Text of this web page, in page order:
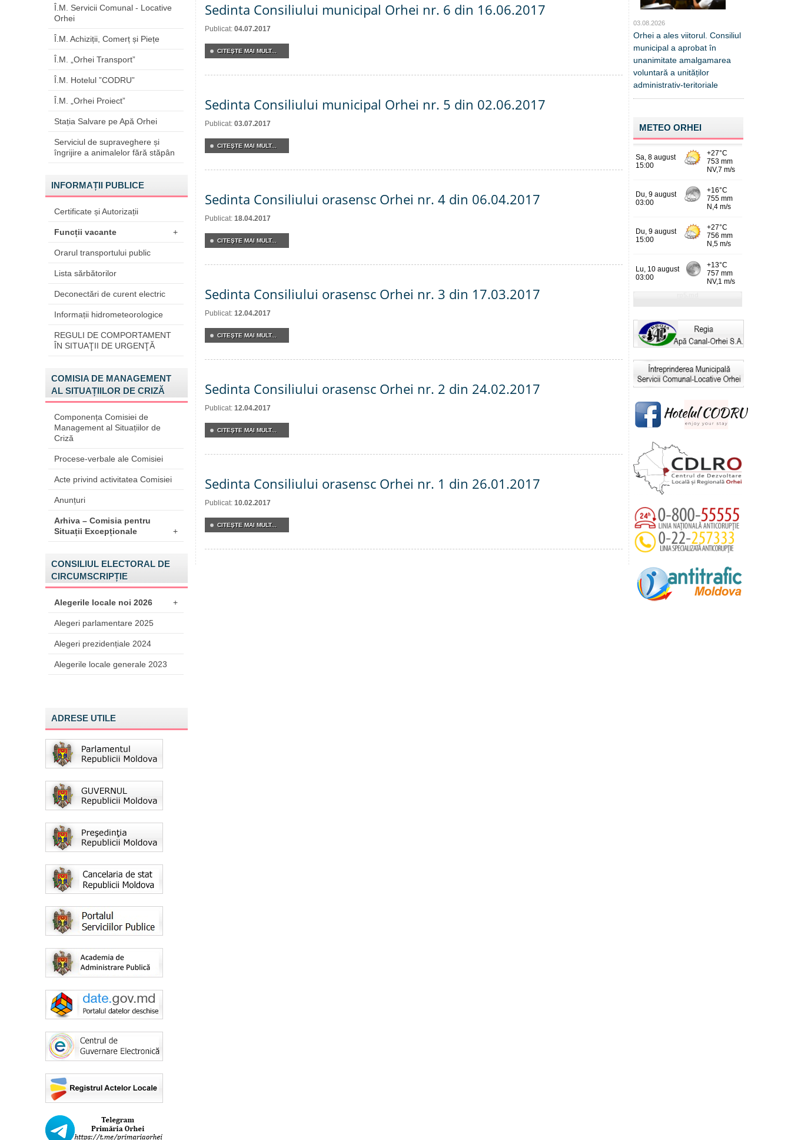
Î.M. Servicii Comunal - Locative
Orhei
Î.M. Achiziții, Comerț și Piețe
Î.M. „Orhei Transport”
Î.M. Hotelul ”CODRU”
Î.M. „Orhei Proiect”
Stația Salvare pe Apă Orhei
Serviciul de supraveghere și
îngrijire a animalelor fără stăpân
INFORMAȚII PUBLICE
Certificate și Autorizații
Funcții vacante +
Orarul transportului public
Lista sărbătorilor
Deconectări de curent electric
Informații hidrometeorologice
REGULI DE COMPORTAMENT
ÎN SITUAŢII DE URGENŢĂ
COMISIA DE MANAGEMENT
AL SITUAȚIILOR DE CRIZĂ
Componența Comisiei de
Management al Situațiilor de
Criză
Procese-verbale ale Comisiei
Acte privind activitatea Comisiei
Anunțuri
Arhiva – Comisia pentru
Situații Excepționale
+
CONSILIUL ELECTORAL DE
CIRCUMSCRIPȚIE
Alegerile locale noi 2026 +
Alegeri parlamentare 2025
Alegeri prezidențiale 2024
Alegerile locale generale 2023
ADRESE UTILE
Sedinta Consiliului municipal Orhei nr. 6 din 16.06.2017
Publicat: 04.07.2017
CITEŞTE MAI MULT...
Sedinta Consiliului municipal Orhei nr. 5 din 02.06.2017
Publicat: 03.07.2017
CITEŞTE MAI MULT...
Sedinta Consiliului orasensc Orhei nr. 4 din 06.04.2017
Publicat: 18.04.2017
CITEŞTE MAI MULT...
Sedinta Consiliului orasensc Orhei nr. 3 din 17.03.2017
Publicat: 12.04.2017
CITEŞTE MAI MULT...
Sedinta Consiliului orasensc Orhei nr. 2 din 24.02.2017
Publicat: 12.04.2017
CITEŞTE MAI MULT...
Sedinta Consiliului orasensc Orhei nr. 1 din 26.01.2017
Publicat: 10.02.2017
CITEŞTE MAI MULT...
03.08.2026
Orhei a ales viitorul. Consiliul
municipal a aprobat în
unanimitate amalgamarea
voluntară a unităților
administrativ-teritoriale
METEO ORHEI